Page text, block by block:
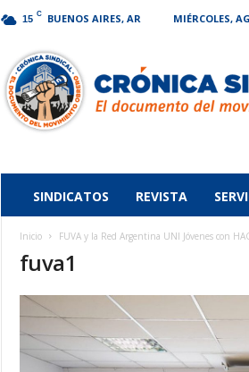
15 C BUENOS AIRES, AR MIÉRCOLES,
Sindical
SINDICATOS REVISTA
Inicio FUVA y la Red Argentina UNI Jóvenes con
fuva1